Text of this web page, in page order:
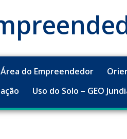
Área do Empreendedor
Uso do Solo – GEO